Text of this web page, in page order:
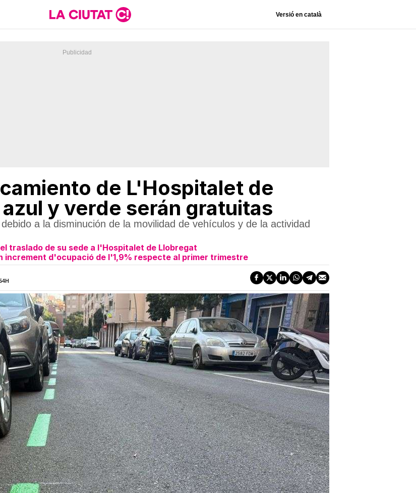
Versió en català
de L'Hospitalet de
y verde serán gratuitas
a la disminución de la movilidad de vehículos y de la actividad
traslado de su sede a l'Hospitalet de Llobregat
increment d'ocupació de l'1,9% respecte al primer trimestre